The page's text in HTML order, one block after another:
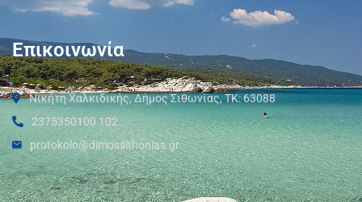
Επικοινωνία
Νικήτη Χαλκιδικής, Δήμος Σιθωνίας, ΤΚ: 63088
2375350100 102
protokolo@dimossithonias.gr